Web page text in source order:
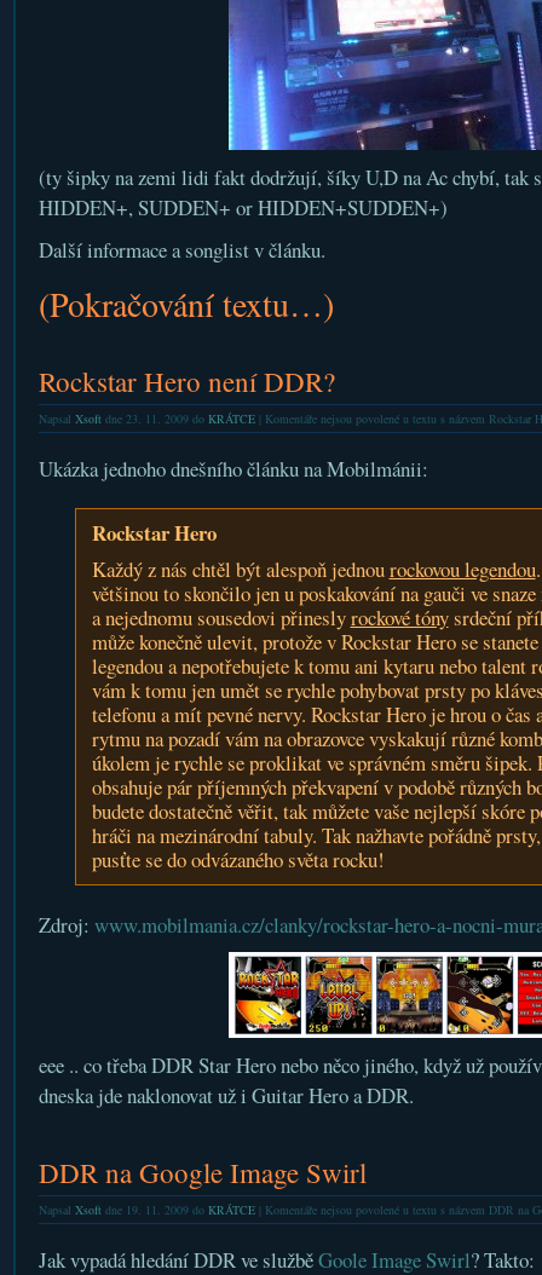
(ty šipky na zemi lidi fakt dodržují, šíky U,D na Ac chybí, tak
HIDDEN+, SUDDEN+ or HIDDEN+SUDDEN+)
Další informace a songlist v článku.
(Pokračování textu…)
Rockstar Hero není DDR?
Napsal Xsoftdne 23. 11. 2009 do KRÁTCE| Komentáře nejsou povolenéu textu s názvem Rockstar
Ukázka jednoho dnešního článku na Mobilmánii:
Rockstar Hero
Každý z nás chtěl být alespoň jednourockovou legendou
většinou to skončilo jen u poskakování na gauči ve
a nejednomu sousedovi přineslyrockové tónysrdeční
může konečně ulevit, protože v Rockstar Hero se
legendou a nepotřebujete k tomu ani kytaru nebo talent
vám k tomu jen umět se rychle pohybovat prsty po
telefonu a mít pevné nervy. Rockstar Hero je hrou o čas
rytmu na pozadí vám na obrazovce vyskakují různé
úkolem je rychle se proklikat ve správném směru šipek.
obsahuje pár příjemných překvapení v podobě různých
budete dostatečně věřit, tak můžete vaše nejlepší skóre
hráči na mezinárodní tabuly. Tak nažhavte pořádně
pusťte se do odvázaného světa rocku!
Zdroj: www.mobilmania.cz/clanky/rockstar-hero-a-nocni-
eee .. co třeba DDR Star Hero nebo něco jiného, když už
dneska jde naklonovat už i Guitar Hero a DDR.
DDR na Google Image Swirl
Napsal Xsoftdne 19. 11. 2009 do KRÁTCE| Komentáře nejsou povolenéu textu s názvem DDR na
Jak vypadá hledání DDR ve služběGoole Image Swirl? Takto: